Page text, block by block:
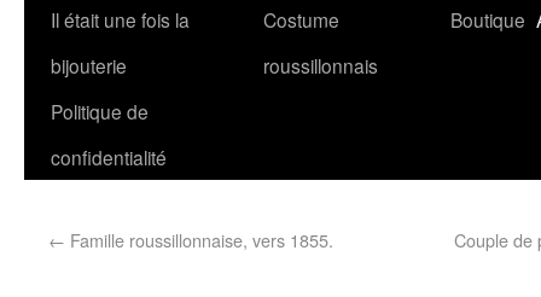
Il était une fois la
bijouterie
Costume
roussillonnais
Boutique
Politique de
confidentialité
← Famille roussillonnaise, vers 1855. Couple de